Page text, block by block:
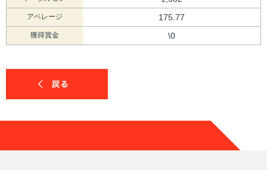
アベレージ 175.77
獲得賞金 \0